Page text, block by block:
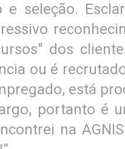
seleção.
dos
ou é
está
portanto é
na